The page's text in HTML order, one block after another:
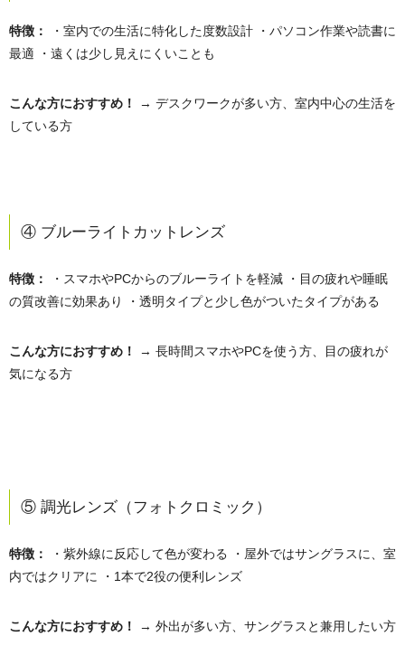
特徴：
・室内での生活に特化した度数設計 ・パソコン作業や読書に
最適 ・遠くは少し見えにくいことも
こんな方におすすめ！
→ デスクワークが多い方、室内中心の生活を
している方
④ ブルーライトカットレンズ
特徴：
・スマホやPCからのブルーライトを軽減 ・目の疲れや睡眠
の質改善に効果あり ・透明タイプと少し色がついたタイプがある
こんな方におすすめ！
→ 長時間スマホやPCを使う方、目の疲れが
気になる方
⑤ 調光レンズ（フォトクロミック）
特徴：
・紫外線に反応して色が変わる ・屋外ではサングラスに、室
内ではクリアに ・1本で2役の便利レンズ
こんな方におすすめ！ → 外出が多い方、サングラスと兼用したい方